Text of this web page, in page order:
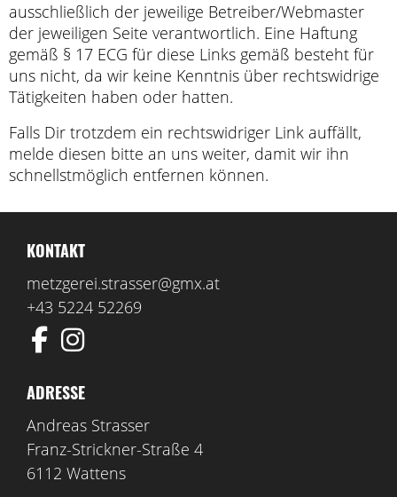
ausschließlich der jeweilige Betreiber/Webmaster
der jeweiligen Seite verantwortlich. Eine Haftung
gemäß § 17 ECG für diese Links gemäß besteht für
uns nicht, da wir keine Kenntnis über rechtswidrige
Tätigkeiten haben oder hatten.
Falls Dir trotzdem ein rechtswidriger Link auffällt,
melde diesen bitte an uns weiter, damit wir ihn
schnellstmöglich entfernen können.
KONTAKT
metzgerei.strasser@gmx.at
+43 5224 52269
ADRESSE
Andreas Strasser
Franz-Strickner-Straße 4
6112 Wattens